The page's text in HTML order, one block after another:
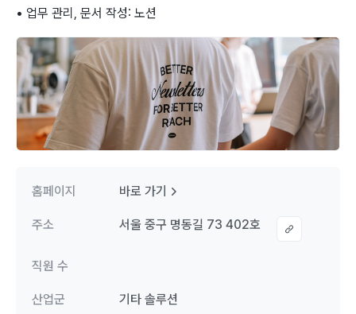
• 업무 관리, 문서 작성: 노션
홈페이지 바로 가기
주소 서울 중구 명동길 73 402호
직원 수
산업군 기타 솔루션